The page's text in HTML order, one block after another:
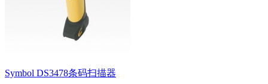
Symbol DS3478条码扫描器